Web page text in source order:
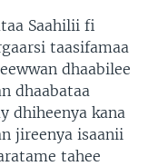
Saahilii fi
taasifamaa
dhaabilee
dhaabataa
dhiheenya kana
jireenya isaanii
tahee